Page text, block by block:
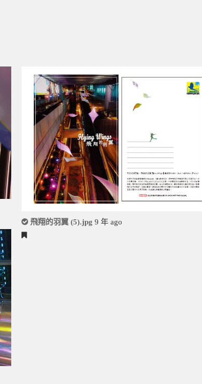
飛翔的羽翼 (5).jpg 9 年 ago